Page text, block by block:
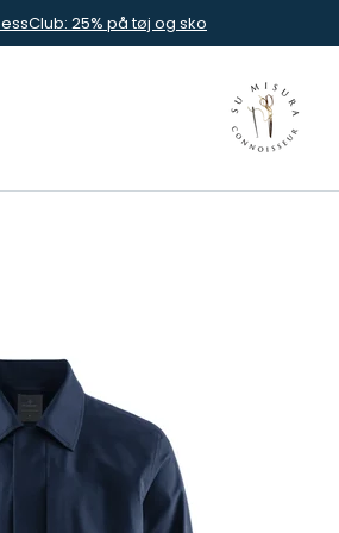
25% på tøj og sko